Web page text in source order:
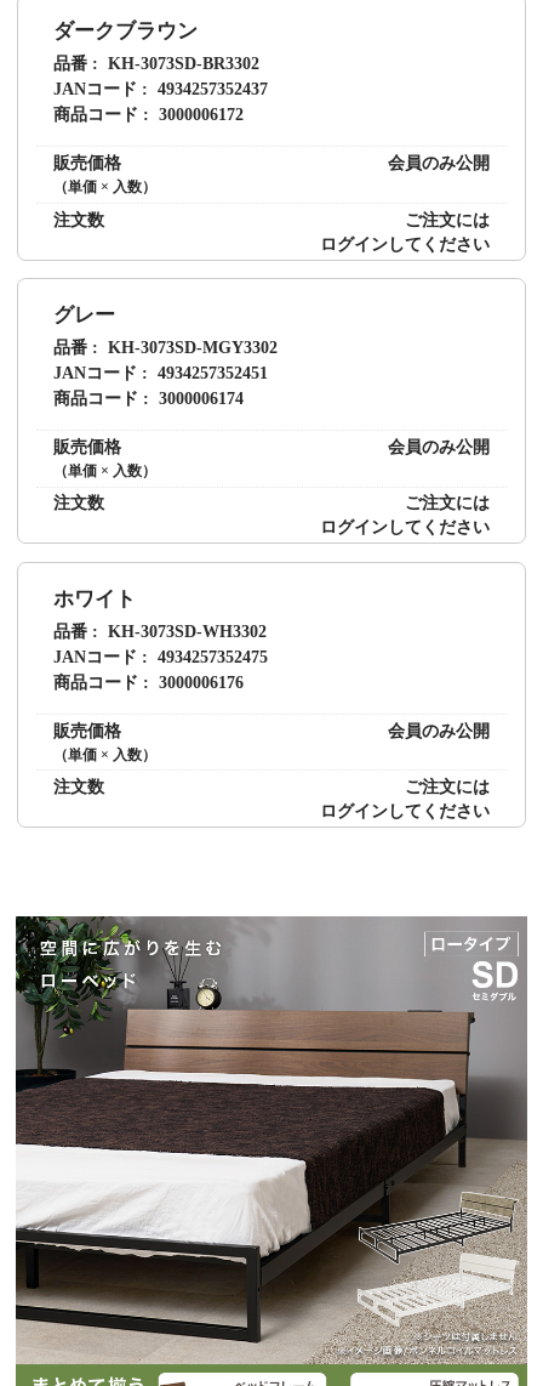
ダークブラウン
品番
KH-3073SD-BR3302
JANコード
4934257352437
商品コード
3000006172
販売価格
（単価 × 入数）
会員のみ公開
注文数
ご注文には
ログインしてください
グレー
品番
KH-3073SD-MGY3302
JANコード
4934257352451
商品コード
3000006174
販売価格
（単価 × 入数）
会員のみ公開
注文数
ご注文には
ログインしてください
ホワイト
品番
KH-3073SD-WH3302
JANコード
4934257352475
商品コード
3000006176
販売価格
（単価 × 入数）
会員のみ公開
注文数
ご注文には
ログインしてください